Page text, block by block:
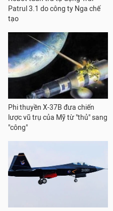
Patrul 3.1 do công ty Nga chế
tạo
Phi thuyền X-37B đưa chiến
lược vũ trụ của Mỹ từ "thủ" sang
"công"